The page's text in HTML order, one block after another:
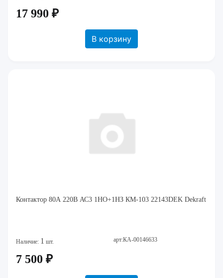
17 990 ₽
В корзину
Контактор 80А 220В АС3 1НО+1НЗ КМ-103 22143DEK Dekraft
Наличие: 1 шт. арт:КА-00146633
7 500 ₽